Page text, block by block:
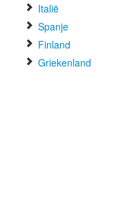
Italië
Spanje
Finland
Griekenland